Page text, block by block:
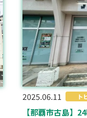
2025.06.11 ト
【那覇市古島】